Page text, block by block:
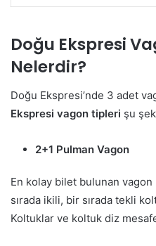
Doğu Ekspresi
Nelerdir?
Doğu Ekspresi’nde 3 adet
Ekspresi vagon tipleri şu
2+1 Pulman Vagon
En kolay bilet bulunan vagon
sırada ikili, bir sırada tekli
Koltuklar ve koltuk diz